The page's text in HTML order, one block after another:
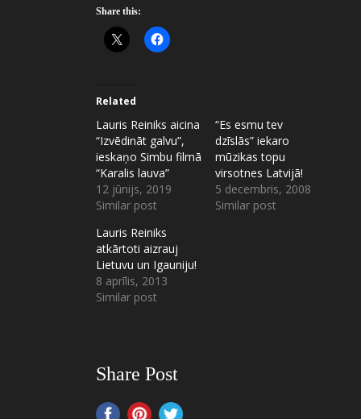
Share this:
Related
Lauris Reiniks aicina
“Izvēdināt galvu”,
ieskaņo Simbu filmā
“Karalis lauva”
12 jūnijs, 2019
Similar post
“Es esmu tev
dzīslās” iekaro
mūzikas topu
virsotnes Latvijā!
5 decembris, 2008
Similar post
Lauris Reiniks
atkārtoti aizrauj
Lietuvu un Igauniju!
8 aprīlis, 2013
Similar post
Share Post